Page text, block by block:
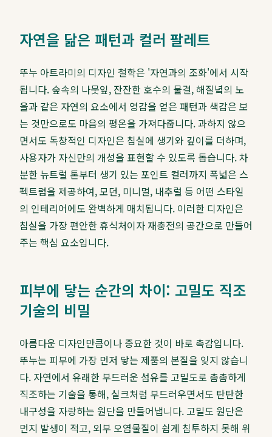
자연을 닮은 패턴과 컬러 팔레트
뚜누 아트라미의 디자인 철학은 '자연과의 조화'에서 시작
됩니다. 숲속의 나뭇잎, 잔잔한 호수의 물결, 해질녘의 노
을과 같은 자연의 요소에서 영감을 얻은 패턴과 색감은 보
는 것만으로도 마음의 평온을 가져다줍니다. 과하지 않으
면서도 독창적인 디자인은 침실에 생기와 깊이를 더하며,
사용자가 자신만의 개성을 표현할 수 있도록 돕습니다. 차
분한 뉴트럴 톤부터 생기 있는 포인트 컬러까지 폭넓은 스
펙트럼을 제공하여, 모던, 미니멀, 내추럴 등 어떤 스타일
의 인테리어에도 완벽하게 매치됩니다. 이러한 디자인은
침실을 가장 편안한 휴식처이자 재충전의 공간으로 만들어
주는 핵심 요소입니다.
피부에 닿는 순간의 차이: 고밀도 직조
기술의 비밀
아름다운 디자인만큼이나 중요한 것이 바로 촉감입니다.
뚜누는 피부에 가장 먼저 닿는 제품의 본질을 잊지 않습니
다. 자연에서 유래한 부드러운 섬유를 고밀도로 촘촘하게
직조하는 기술을 통해, 실크처럼 부드러우면서도 탄탄한
내구성을 자랑하는 원단을 만들어냅니다. 고밀도 원단은
먼지 발생이 적고, 외부 오염물질이 쉽게 침투하지 못해 위